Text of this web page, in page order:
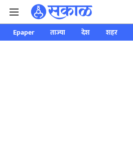
Epaper ताज्या देश शहर